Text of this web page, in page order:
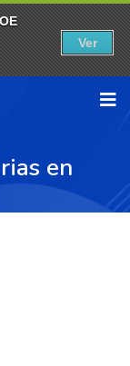
en
Ver